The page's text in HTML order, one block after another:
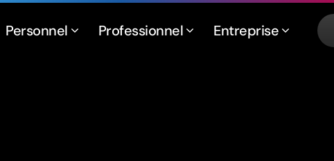
Personnel Professionnel Entreprise